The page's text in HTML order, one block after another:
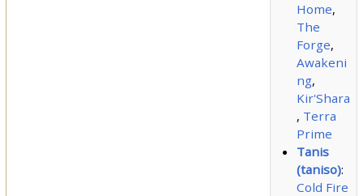
Home,
The
Forge,
Awakeni
ng,
Kir'Shara
, Terra
Prime
Tanis
(taniso):
Cold Fire